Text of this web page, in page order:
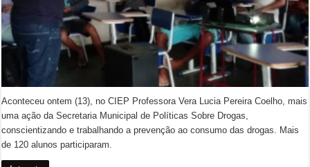
Aconteceu ontem (13), no CIEP Professora Vera Lucia Pereira Coelho, mais
uma ação da Secretaria Municipal de Políticas Sobre Drogas,
conscientizando e trabalhando a prevenção ao consumo das drogas. Mais
de 120 alunos participaram.